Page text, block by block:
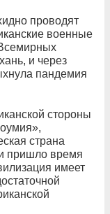
проводят
военные
и через
пандемия
стороны
страна
пришло время
имеет